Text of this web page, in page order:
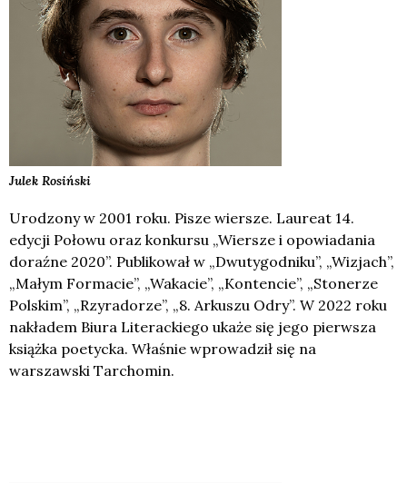
Julek Rosiński
Urodzony w 2001 roku. Pisze wiersze. Laureat 14.
edycji Połowu oraz konkursu „Wiersze i opowiadania
doraźne 2020”. Publikował w „Dwutygodniku”, „Wizjach”,
„Małym Formacie”, „Wakacie”, „Kontencie”, „Stonerze
Polskim”, „Rzyradorze”, „8. Arkuszu Odry”. W 2022 roku
nakładem Biura Literackiego ukaże się jego pierwsza
książka poetycka. Właśnie wprowadził się na
warszawski Tarchomin.